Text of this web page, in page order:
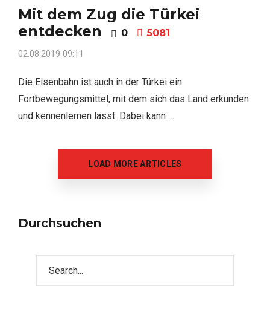
Mit dem Zug die Türkei
entdecken
0 5081
02.08.2019 09:11
Die Eisenbahn ist auch in der Türkei ein
Fortbewegungsmittel, mit dem sich das Land erkunden
und kennenlernen lässt. Dabei kann …
LOAD MORE ARTICLES
Durchsuchen